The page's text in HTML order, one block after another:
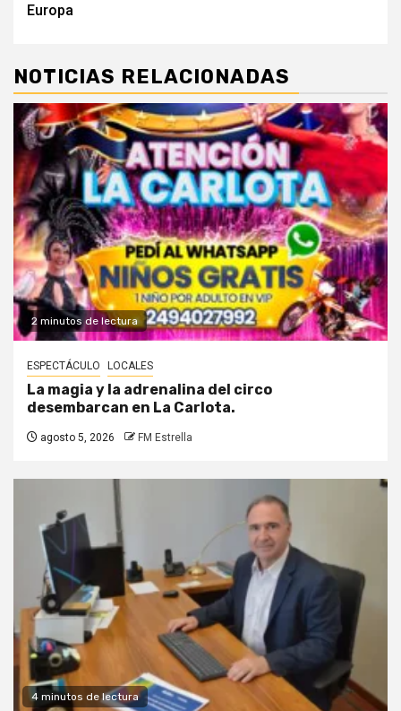
Europa
NOTICIAS RELACIONADAS
2 minutos de lectura
ESPECTÁCULO LOCALES
La magia y la adrenalina del circo
desembarcan en La Carlota.
agosto 5, 2026 FM Estrella
4 minutos de lectura